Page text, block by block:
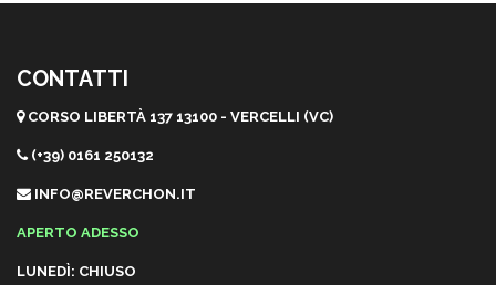
CONTATTI
CORSO LIBERTÀ 137 13100 - VERCELLI (VC)
(+39) 0161 250132
INFO@REVERCHON.IT
APERTO ADESSO
LUNEDÌ: CHIUSO